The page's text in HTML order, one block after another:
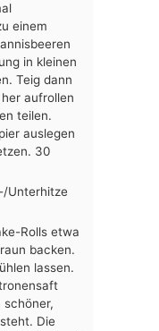
einem
in kleinen
Teig dann
aufrollen
teilen.
auslegen
30
Unterhitze
Rolls etwa
backen.
lassen.
schöner,
Die